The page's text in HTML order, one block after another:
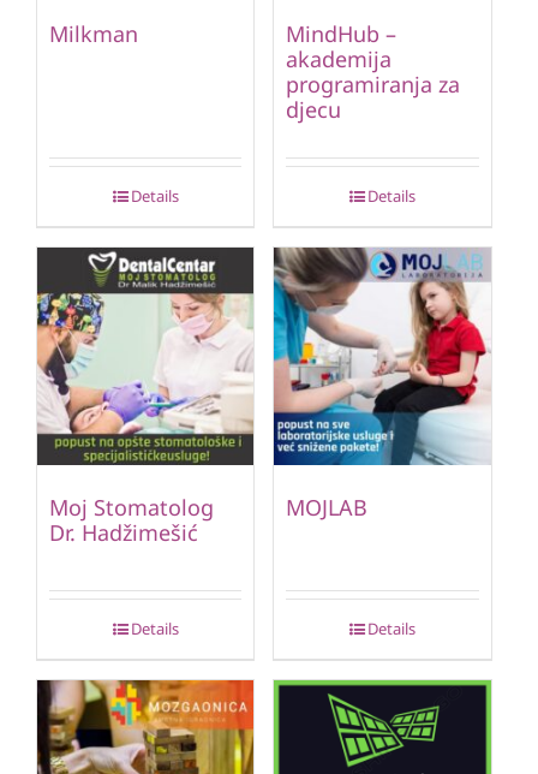
Milkman
Details
MindHub –
akademija
programiranja za
djecu
Details
Moj Stomatolog
Dr. Hadžimešić
Details
MOJLAB
Details